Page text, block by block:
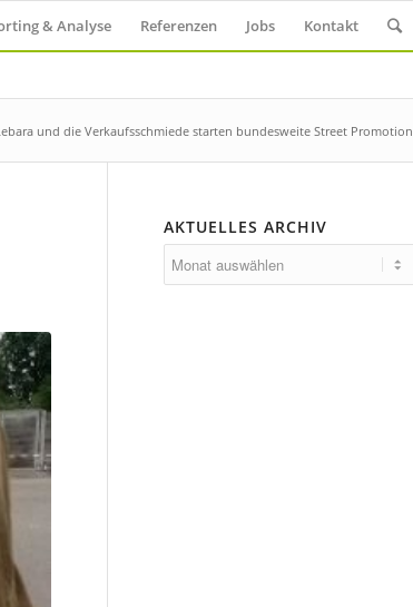
& Analyse Referenzen Jobs Kontakt
und die Verkaufsschmiede starten bundesweite Street Promotion
AKTUELLES ARCHIV